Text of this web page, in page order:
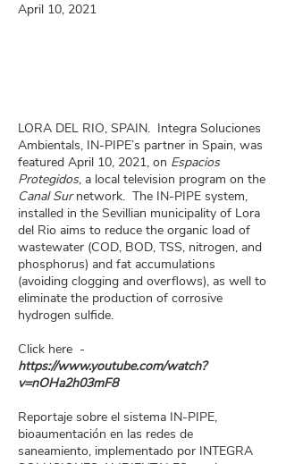
April 10, 2021
LORA DEL RIO, SPAIN. Integra Soluciones
Ambientals, IN-PIPE’s partner in Spain, was
featured April 10, 2021, on Espacios
Protegidos, a local television program on the
Canal Surnetwork. The IN-PIPE system,
installed in the Sevillian municipality of Lora
del Rio aims to reduce the organic load of
wastewater (COD, BOD, TSS, nitrogen, and
phosphorus) and fat accumulations
(avoiding clogging and overflows), as well to
eliminate the production of corrosive
hydrogen sulfide.
Click here -
https://www.youtube.com/watch?
v=nOHa2h03mF8
Reportaje sobre el sistema IN-PIPE,
bioaumentación en las redes de
saneamiento, implementado por INTEGRA